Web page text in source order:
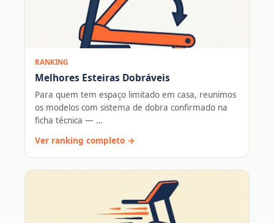
RANKING
Melhores Esteiras Dobráveis
Para quem tem espaço limitado em casa, reunimos
os modelos com sistema de dobra confirmado na
ficha técnica — …
Ver ranking completo →